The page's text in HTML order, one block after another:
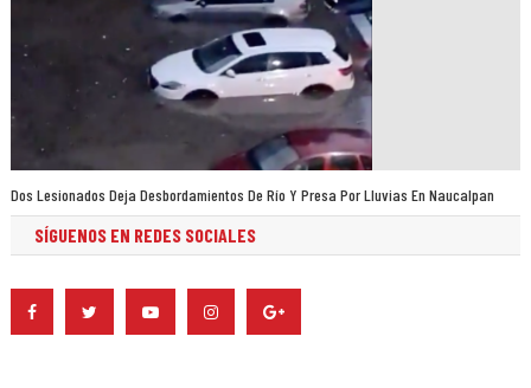
Dos Lesionados Deja Desbordamientos De Río Y Presa Por Lluvias En Naucalpan
SÍGUENOS EN REDES SOCIALES